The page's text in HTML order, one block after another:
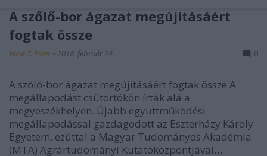
A szőlő-bor ágazat megújításáért
fogtak össze
Wine T. Ester • 2018. február 24. 0
A szőlő-bor ágazat megújításáért fogtak össze A
megállapodást csütörtökön írták alá a
megyeszékhelyen. Újabb együttműködési
megállapodással gazdagodott az Eszterházy Károly
Egyetem, ezúttal a Magyar Tudományos Akadémia
(MTA) Agrártudományi Kutatóközpontjával…